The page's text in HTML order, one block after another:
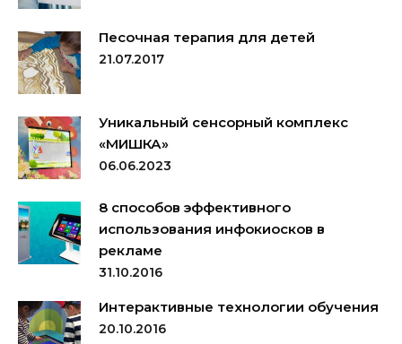
Песочная терапия для детей
21.07.2017
Уникальный сенсорный комплекс
«МИШКА»
06.06.2023
8 способов эффективного
использования инфокиосков в
рекламе
31.10.2016
Интерактивные технологии обучения
20.10.2016